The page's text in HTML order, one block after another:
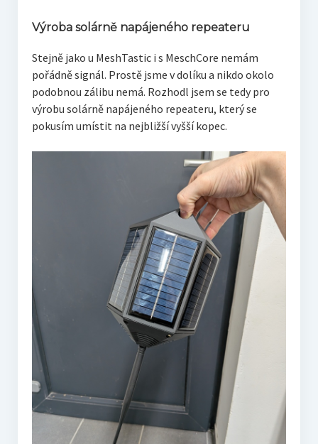
Výroba solárně napájeného repeateru
Stejně jako u MeshTastic i s MeschCore nemám
pořádně signál. Prostě jsme v dolíku a nikdo okolo
podobnou zálibu nemá. Rozhodl jsem se tedy pro
výrobu solárně napájeného repeateru, který se
pokusím umístit na nejbližší vyšší kopec.